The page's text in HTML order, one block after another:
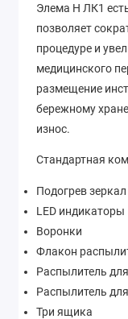
Элема Н ЛК1
позволяет
процедуре и
медицинского
размещение
бережному
износ.
Стандартная
Подогрев зеркал
LED индикаторы
Воронки
Флакон
Распылитель
Распылитель
Три ящика